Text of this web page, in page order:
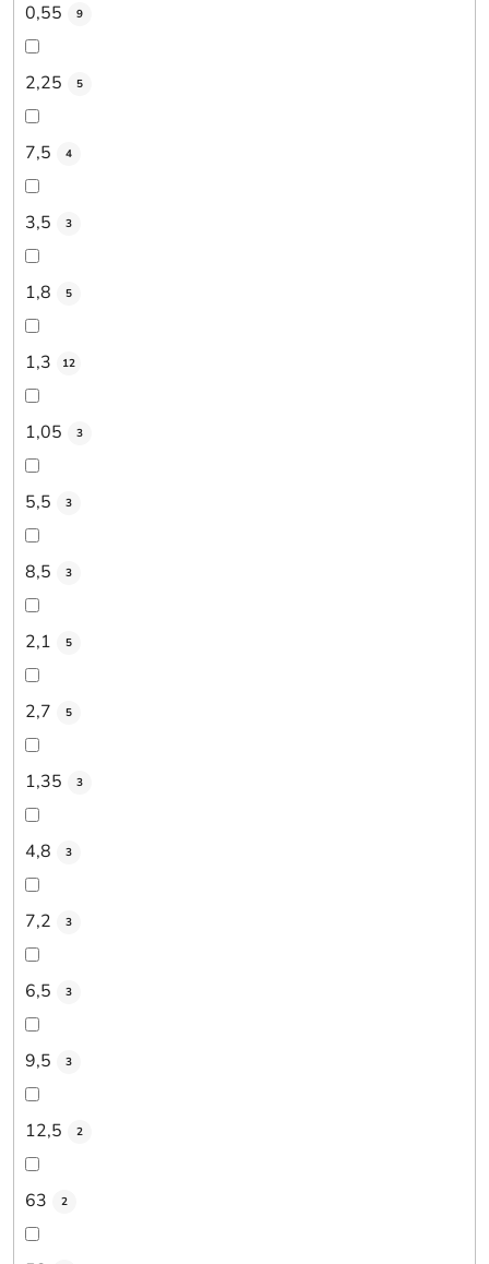
0,55 9
2,25 5
7,5 4
3,5 3
1,8 5
1,3 12
1,05 3
5,5 3
8,5 3
2,1 5
2,7 5
1,35 3
4,8 3
7,2 3
6,5 3
9,5 3
12,5 2
63 2